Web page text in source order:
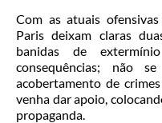
Com as atuais
Paris deixam claras
banidas de
consequências; não
acobertamento de
venha dar apoio,
propaganda.